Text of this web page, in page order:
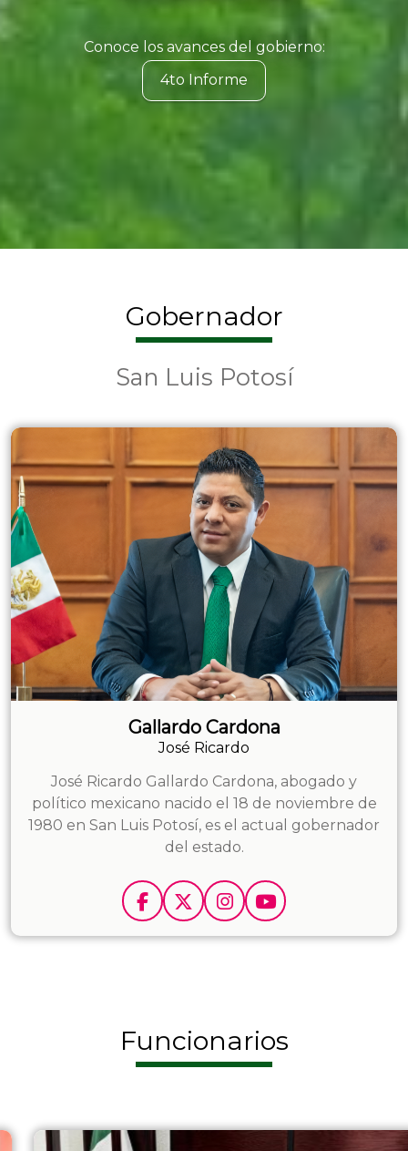
Conoce los avances del gobierno:
4to Informe
Gobernador
San Luis Potosí
Gallardo Cardona
José Ricardo
José Ricardo Gallardo Cardona, abogado y
político mexicano nacido el 18 de noviembre de
1980 en San Luis Potosí, es el actual gobernador
del estado.
Funcionarios